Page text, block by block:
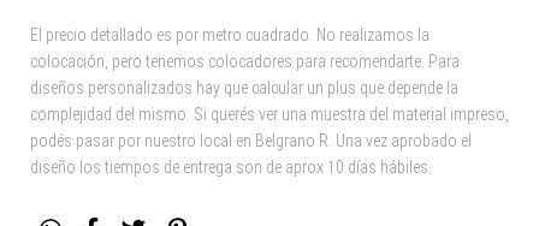
El precio detallado es por metro cuadrado. No realizamos la
colocación, pero tenemos colocadores para recomendarte. Para
diseños personalizados hay que calcular un plus que depende la
complejidad del mismo. Si querés ver una muestra del material impreso,
podés pasar por nuestro local en Belgrano R. Una vez aprobado el
diseño los tiempos de entrega son de aprox 10 días hábiles.